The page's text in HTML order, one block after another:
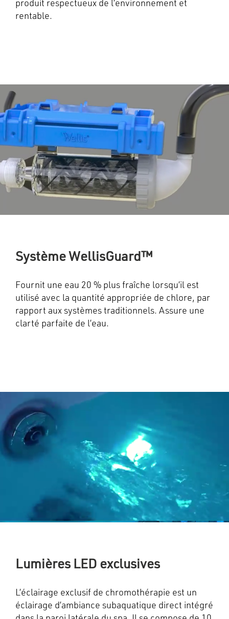
produit respectueux de l’environnement et
rentable.
Système WellisGuard™
Fournit une eau 20 % plus fraîche lorsqu’il est
utilisé avec la quantité appropriée de chlore, par
rapport aux systèmes traditionnels. Assure une
clarté parfaite de l’eau.
Lumières LED exclusives
L’éclairage exclusif de chromothérapie est un
éclairage d’ambiance subaquatique direct intégré